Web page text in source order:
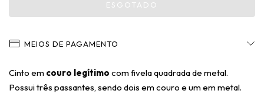
MEIOS DE PAGAMENTO
Cinto em couro legítimo com fivela quadrada de metal.
Possui três passantes, sendo dois em couro e um em metal.